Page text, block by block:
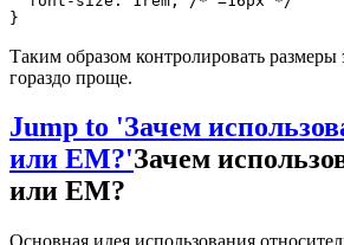
}
Таким образом контролировать размеры
гораздо проще.
Jump to 'Зачем
или EM?'Зачем
или EM?